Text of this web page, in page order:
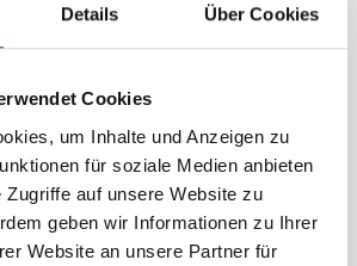
Details Über Cookies
Cookies
um Inhalte und Anzeigen zu
für soziale Medien anbieten
Zugriffe auf unsere Website zu
geben wir Informationen zu Ihrer
Website an unsere Partner für
300 cm
Lieferzeit Tage:ca. 5-7 Arbeitstage